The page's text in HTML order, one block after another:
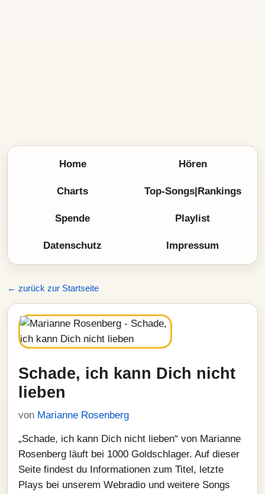
Home Hören
Charts Top-Songs|Rankings
Spende Playlist
Datenschutz Impressum
← zurück zur Startseite
Schade, ich kann Dich nicht
lieben
von Marianne Rosenberg
„Schade, ich kann Dich nicht lieben“ von Marianne
Rosenberg läuft bei 1000 Goldschlager. Auf dieser
Seite findest du Informationen zum Titel, letzte
Plays bei unserem Webradio und weitere Songs